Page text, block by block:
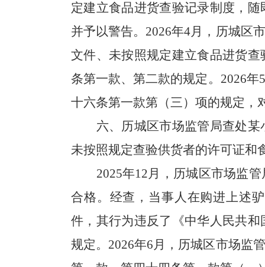
定建立食品进货查验记录制度，
并予以警告。2026年4月，历城区
文件、未按照规定建立食品进货
条第一款、第二款的规定。2026
十六条第一款第（三）项的规定，
六、 历城区市场监管局查处某
未按照规定查验供货者的许可证和
2025年12月
， 历城区市场监管
合格。 经查 ，当事人在购进上述
件，其行为违反了《中华人民共
规定。2026年6月，历城区市场监